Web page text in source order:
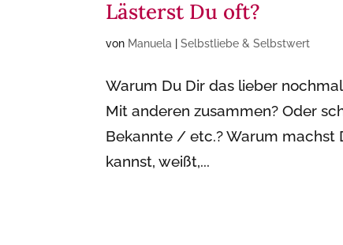
Lästerst Du oft?
von Manuela |Selbstliebe & Selbstwert
Warum Du Dir das lieber
Mit anderen zusammen? Oder
Bekannte / etc.? Warum machst
kannst, weißt,...